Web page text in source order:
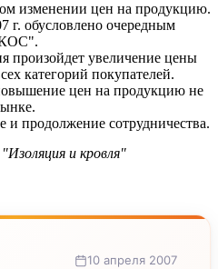
изменении цен на продукцию.
г. обусловлено очередным
произойдет увеличение цены
категорий покупателей.
цен на продукцию не
продолжение сотрудничества.
и кровля"
10 апреля 2007